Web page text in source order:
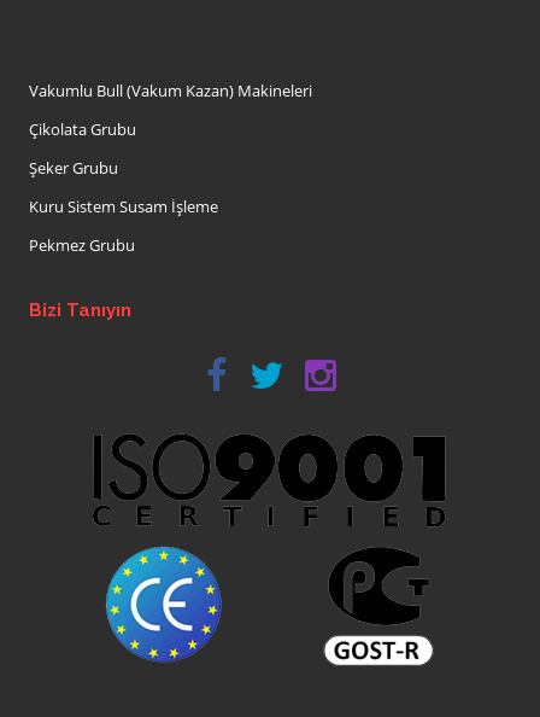
Vakumlu Bull (Vakum Kazan) Makineleri
Çikolata Grubu
Şeker Grubu
Kuru Sistem Susam İşleme
Pekmez Grubu
Bizi Tanıyın